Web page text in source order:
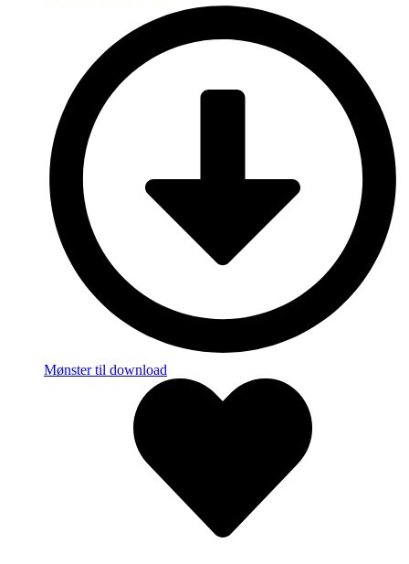
Mønster til download